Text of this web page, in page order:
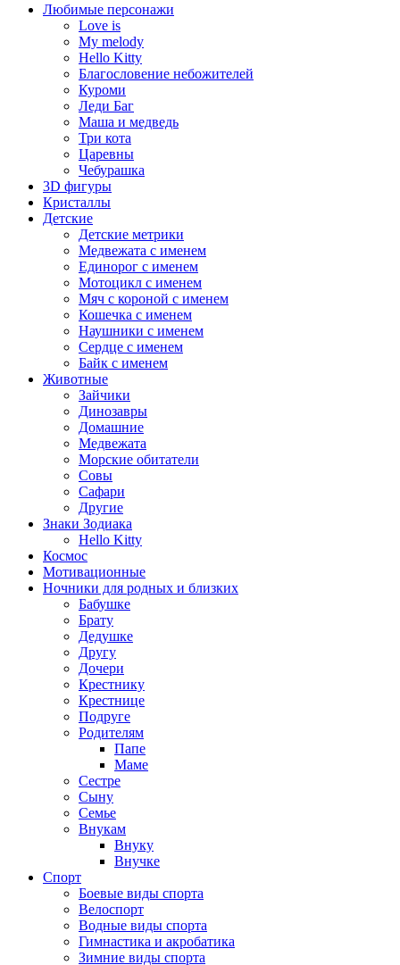
Любимые персонажи
Love is
My melody
Hello Kitty
Благословение небожителей
Куроми
Леди Баг
Маша и медведь
Три кота
Царевны
Чебурашка
3D фигуры
Кристаллы
Детские
Детские метрики
Медвежата с именем
Единорог с именем
Мотоцикл с именем
Мяч с короной с именем
Кошечка с именем
Наушники с именем
Сердце с именем
Байк с именем
Животные
Зайчики
Динозавры
Домашние
Медвежата
Морские обитатели
Совы
Сафари
Другие
Знаки Зодиака
Hello Kitty
Космос
Мотивационные
Ночники для родных и близких
Бабушке
Брату
Дедушке
Другу
Дочери
Крестнику
Крестнице
Подруге
Родителям
Папе
Маме
Сестре
Сыну
Семье
Внукам
Внуку
Внучке
Спорт
Боевые виды спорта
Велоспорт
Водные виды спорта
Гимнастика и акробатика
Зимние виды спорта